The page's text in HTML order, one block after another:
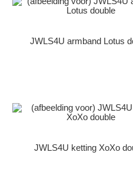
JWLS4U armband Lotus
JWLS4U ketting XoXo